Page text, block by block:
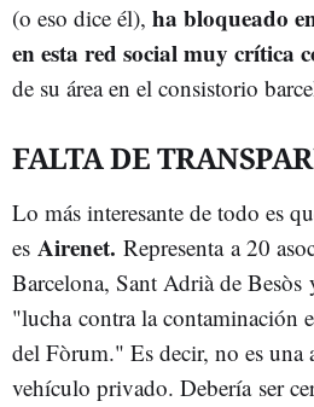
(o eso dice él), ha bloqueado
en esta red social muy crítica
de su área en el consistorio
FALTA DE
Lo más interesante de todo es
es Airenet. Representa a 20
Barcelona, Sant Adrià de Besòs
"lucha contra la contaminación
del Fòrum." Es decir, no es una
vehículo privado. Debería ser